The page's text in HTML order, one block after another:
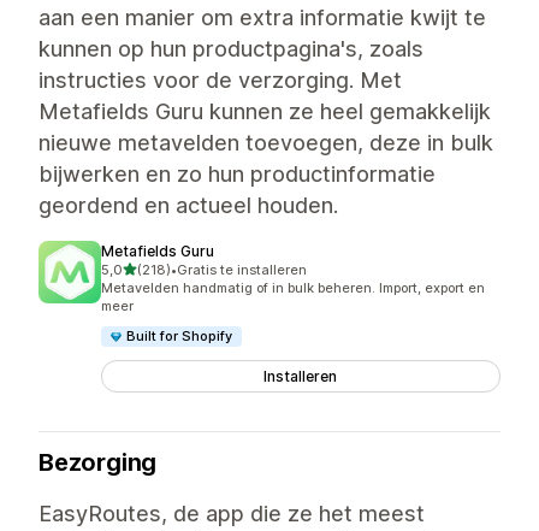
aan een manier om extra informatie kwijt te
kunnen op hun productpagina's, zoals
instructies voor de verzorging. Met
Metafields Guru kunnen ze heel gemakkelijk
nieuwe metavelden toevoegen, deze in bulk
bijwerken en zo hun productinformatie
geordend en actueel houden.
Metafields Guru
5,0van 5 sterren
(218)
218 recensies in totaal
•Gratis te installeren
Metavelden handmatig of in bulk beheren. Import, export en
meer
Built for Shopify
Installeren
Bezorging
EasyRoutes, de app die ze het meest